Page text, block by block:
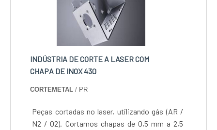
carteira de clientes.
INDÚSTRIA DE CORTE A LASER COM
CHAPA DE INOX 430
CORTEMETAL / PR
Peças cortadas no laser, utilizando gás (AR /
N2 / O2). Cortamos chapas de 0,5 mm a 2,5